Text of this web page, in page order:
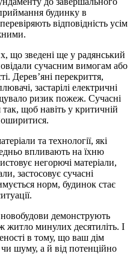
будинку в
відповідність усім
що зведені ще у радянський
сучасним вимогам або
Дерев’яні перекриття,
застарілі електричні
ризик пожеж. Сучасні
щоб навіть у критичній
та технології, які
впливають на їхню
негорючі матеріали,
застосовує сучасні
норм, будинок стає
новобудови демонструють
житло минулих десятиліть. І
в тому, що ваш дім
шуму, а й від потенційно